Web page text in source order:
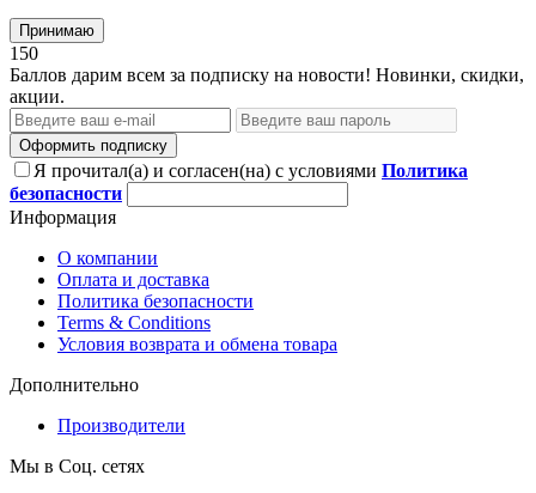
Принимаю
150
Баллов дарим всем за подписку на новости! Новинки, скидки,
акции.
Оформить подписку
Я прочитал(а) и согласен(на) с условиями Политика
безопасности
Информация
О компании
Оплата и доставка
Политика безопасности
Terms & Conditions
Условия возврата и обмена товара
Дополнительно
Производители
Мы в Соц. сетях